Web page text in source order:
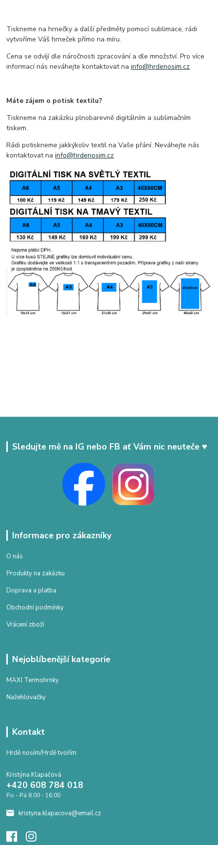
Tiskneme na hrnečky a další předměty pomocí sublimace, rádi
vytvoříme Váš hrneček přímo na míru.
Cena se odvíjí dle náročnosti zpracování a dle množství. Pro více
informací nás neváhejte kontaktovat nainfo@hrdenosim.cz
Máte zájem o potisk textilu?
Tiskneme na zakázku plnobarevně digitálním a sublimačním
tiskem.
Rádi potiskneme jakkýkoliv textil na Vaše přání. Neváhejte nás
kontaktovat nainfo@hrdenosim.cz
Sledujte mě na IG nebo FB ať Vám nic neuteče ♥
Informace pro zákazníky
O nás
Produkty na zakázku
Doprava a platba
Obchodní podmínky
Vrácení zboží
Nejoblíbenější kategorie
MAXI Termohrnky
Nažehlovačky
Kontakt
Hrdě nosím/Hrdě tvořím
Kristýna Klapačová
+420 608 784 018
Po - Pá 8.00 - 16.00
kristyna.klapacova@email.cz